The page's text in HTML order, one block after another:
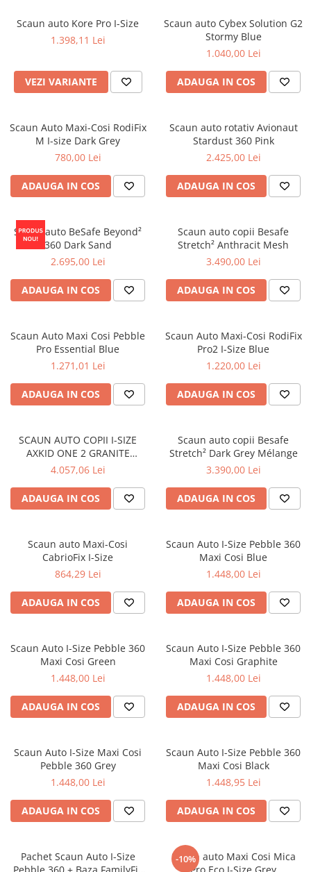
Consultanta Instalare
Jucarii de tras
Jucarii din plus
Jucarii pentru baie
Scaun auto Kore Pro I-Size
1.398,11 Lei
VEZI VARIANTE
Scaun auto Cybex Solution G2
Stormy Blue
1.040,00 Lei
ADAUGA IN COS
Scaun Auto Maxi-Cosi RodiFix
M I-size Dark Grey
780,00 Lei
ADAUGA IN COS
Scaun auto rotativ Avionaut
Stardust 360 Pink
2.425,00 Lei
ADAUGA IN COS
Scaun auto BeSafe Beyond²
360 Dark Sand
2.695,00 Lei
ADAUGA IN COS
Scaun auto copii Besafe
Stretch² Anthracit Mesh
3.490,00 Lei
ADAUGA IN COS
Scaun Auto Maxi Cosi Pebble
Pro Essential Blue
1.271,01 Lei
ADAUGA IN COS
Scaun Auto Maxi-Cosi RodiFix
Pro2 I-Size Blue
1.220,00 Lei
ADAUGA IN COS
SCAUN AUTO COPII I-SIZE
AXKID ONE 2 GRANITE
MELANGE
4.057,06 Lei
ADAUGA IN COS
Scaun auto copii Besafe
Stretch² Dark Grey Mélange
3.390,00 Lei
ADAUGA IN COS
Scaun auto Maxi-Cosi
CabrioFix I-Size
864,29 Lei
ADAUGA IN COS
Scaun Auto I-Size Pebble 360
Maxi Cosi Blue
1.448,00 Lei
ADAUGA IN COS
Scaun Auto I-Size Pebble 360
Maxi Cosi Green
1.448,00 Lei
ADAUGA IN COS
Scaun Auto I-Size Pebble 360
Maxi Cosi Graphite
1.448,00 Lei
ADAUGA IN COS
Scaun Auto I-Size Maxi Cosi
Pebble 360 Grey
1.448,00 Lei
ADAUGA IN COS
Scaun Auto I-Size Pebble 360
Maxi Cosi Black
1.448,95 Lei
ADAUGA IN COS
Pachet Scaun Auto I-Size
Pebble 360 + Baza FamilyFix
-10%
Scaun auto Maxi Cosi Mica
Pro Eco I-Size Grey